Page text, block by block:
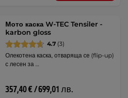
Мото каска W-TEC Tensiler -
karbon gloss
4.7 (3)
Олекотена каска, отваряща се (flip-up)
с лесен за …
357,40 € / 699,01 лв.